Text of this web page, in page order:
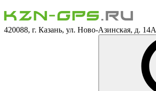
420088, г. Казань, ул. Ново-Азинская, д. 14А